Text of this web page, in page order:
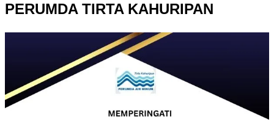
PERUMDA TIRTA KAHURIPAN